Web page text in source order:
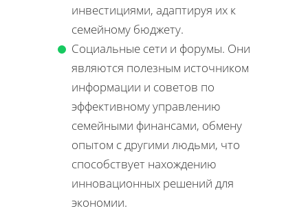
инвестициями, адаптируя их к
семейному бюджету.
Социальные сети и форумы. Они
являются полезным источником
информации и советов по
эффективному управлению
семейными финансами, обмену
опытом с другими людьми, что
способствует нахождению
инновационных решений для
экономии.